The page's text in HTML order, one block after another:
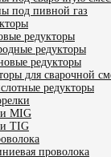
под пивной газ
редукторы
редукторы
редукторы
для сварочной
редукторы
MIG
TIG
проволока